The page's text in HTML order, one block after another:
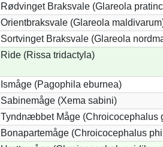
Rødvinget Braksvale (Glareola
Orientbraksvale (Glareola
Sortvinget Braksvale (Glareola
Ride (Rissa tridactyla)
Ismåge (Pagophila eburnea)
Sabinemåge (Xema sabini)
Tyndnæbbet Måge (Chroicocephalus
Bonapartemåge (Chroicocephalus